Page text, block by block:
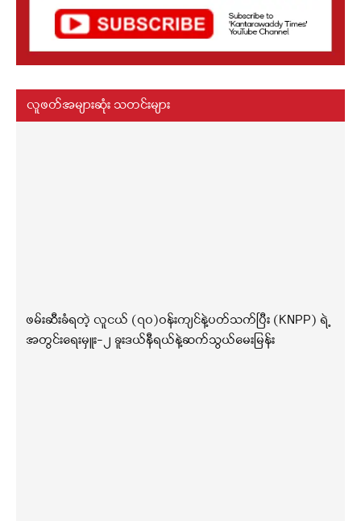
လူဖတ်အများဆုံး သတင်းများ
ဖမ်းဆီးခံရတဲ့ လူငယ် (၇၀)ဝန်းကျင်နဲ့ပတ်သက်ပြီး (KNPP) ရဲ့
အတွင်းရေးမှူး-၂ ခူးဒယ်နီရယ်နဲ့ဆက်သွယ်မေးမြန်း